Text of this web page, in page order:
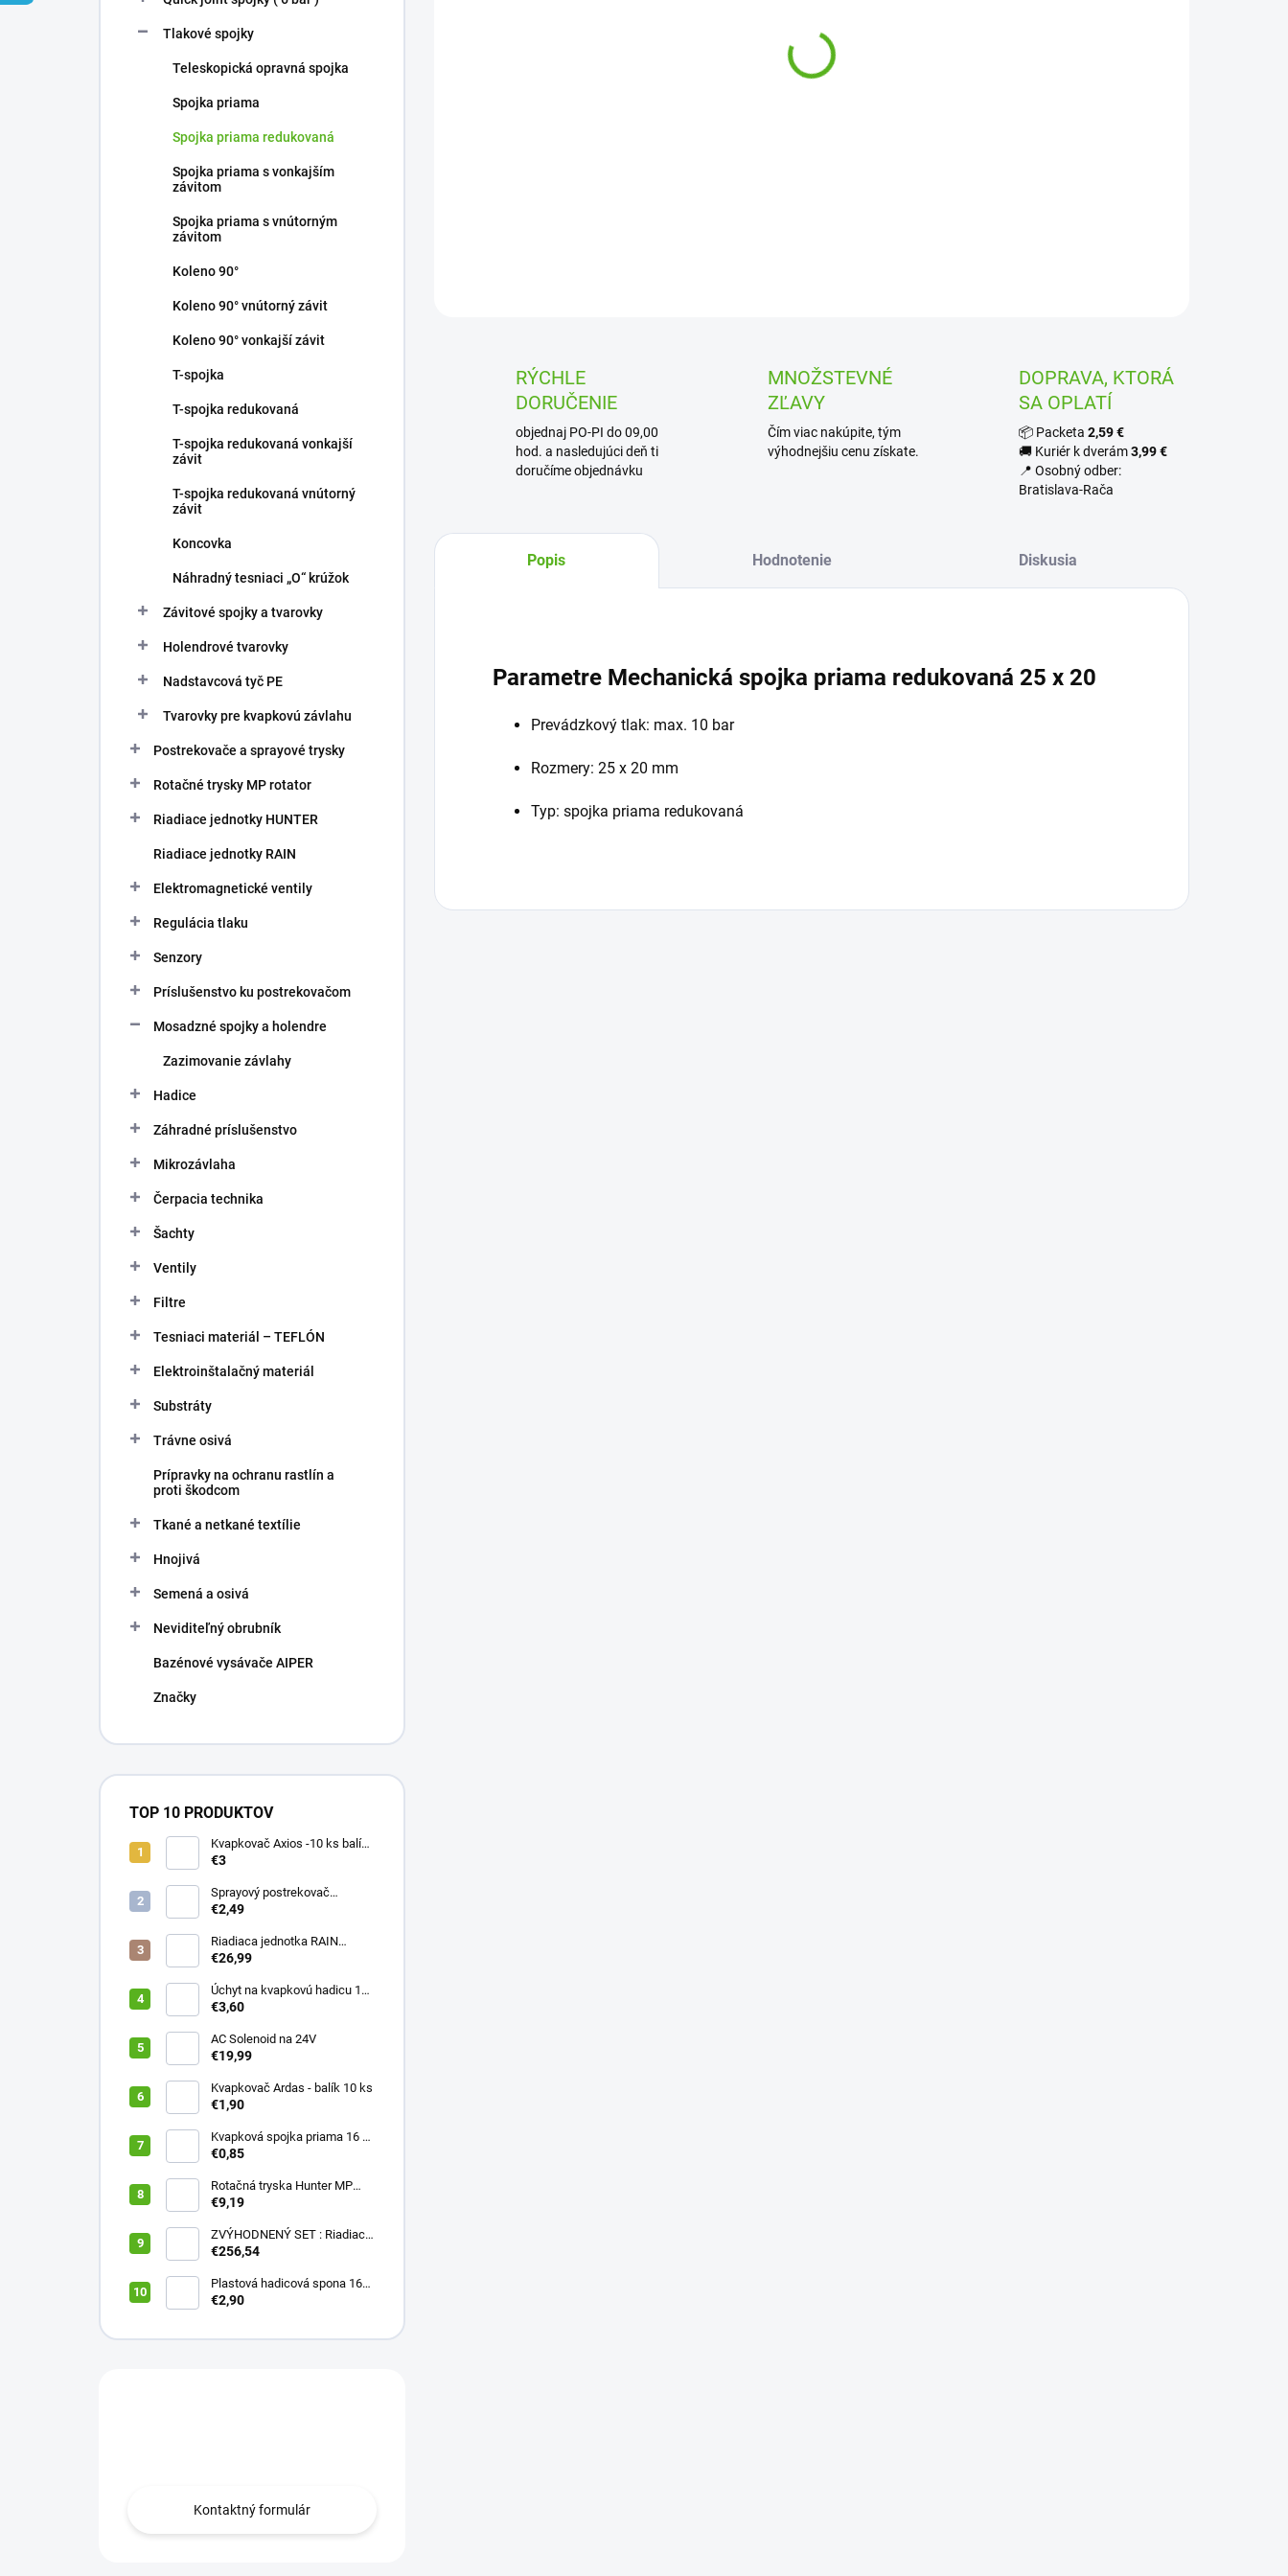
Tlakové spojky
Teleskopická opravná spojka
Spojka priama
Spojka priama redukovaná
Spojka priama s vonkajším
závitom
Spojka priama s vnútorným
závitom
Koleno 90°
Koleno 90° vnútorný závit
Koleno 90° vonkajší závit
T-spojka
T-spojka redukovaná
T-spojka redukovaná vonkajší
závit
T-spojka redukovaná vnútorný
závit
Koncovka
Náhradný tesniaci „O“ krúžok
Závitové spojky a tvarovky
Holendrové tvarovky
Nadstavcová tyč PE
Tvarovky pre kvapkovú závlahu
Postrekovače a sprayové trysky
Rotačné trysky MP rotator
Riadiace jednotky HUNTER
Riadiace jednotky RAIN
Elektromagnetické ventily
Regulácia tlaku
Senzory
Príslušenstvo ku postrekovačom
Mosadzné spojky a holendre
Zazimovanie závlahy
Hadice
Záhradné príslušenstvo
Mikrozávlaha
Čerpacia technika
Šachty
Ventily
Filtre
Tesniaci materiál – TEFLÓN
Elektroinštalačný materiál
Substráty
Trávne osivá
Prípravky na ochranu rastlín a
proti škodcom
Tkané a netkané textílie
Hnojivá
Semená a osivá
Neviditeľný obrubník
Bazénové vysávače AIPER
Značky
TOP 10 PRODUKTOV
Kvapkovač Axios -10 ks balík,
prietok 4 l/h, regulácia tlaku
€3
Sprayový postrekovač
HUNTER Pro Spray 04
€2,49
Riadiaca jednotka RAIN
PRESSURE ZERO
€26,99
Úchyt na kvapkovú hadicu 16-
20 mm ČIERNY (balík 20 ks)
€3,60
AC Solenoid na 24V
€19,99
Kvapkovač Ardas - balík 10 ks
€1,90
Kvapková spojka priama 16 x
16 (balík 10 ks)
€0,85
Rotačná tryska Hunter MP
2000 90
€9,19
ZVÝHODNENÝ SET : Riadiaca
jednotka X2 401E + WAND
€256,54
Plastová hadicová spona 16
mm (balík 10 ks)
€2,90
Kontaktný formulár
RÝCHLE
DORUČENIE
objednaj PO-PI do 09,00
hod. a nasledujúci deň ti
doručíme objednávku
MNOŽSTEVNÉ
ZĽAVY
Čím viac nakúpite, tým
výhodnejšiu cenu získate.
DOPRAVA, KTORÁ
SA OPLATÍ
📦 Packeta2,59 €
🚚 Kuriér k dverám3,99 €
📍 Osobný odber:
Bratislava-Rača
Popis Hodnotenie Diskusia
Parametre Mechanická spojka priama redukovaná 25 x 20
Prevádzkový tlak: max. 10 bar
Rozmery: 25 x 20 mm
Typ: spojka priama redukovaná